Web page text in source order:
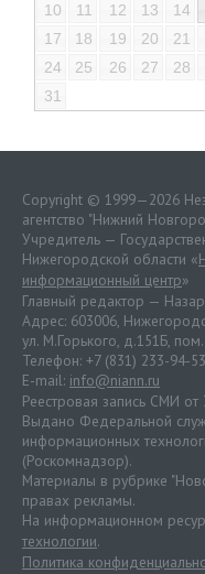
10
11 12 13 14
17
18 19 20 21
24
25 26 27 28
31
Copyright © 1999—2026
агентство "Нижний
Учредитель —
Нижегородской области «
информационный центр»
Главный редактор —
Адрес: 603006,
ул. М.Горького, д.151Б,
Телефон: +7 (831) 233-94-53
E-mail: info@niann.ru
Реестровая запись СМИ
Выдано Федеральной
информационных
(Роскомнадзор).
Материалы в рубрике
правах рекламы.
На информационном
технологии.
Политика